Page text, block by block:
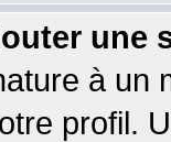
une
à un
profil.